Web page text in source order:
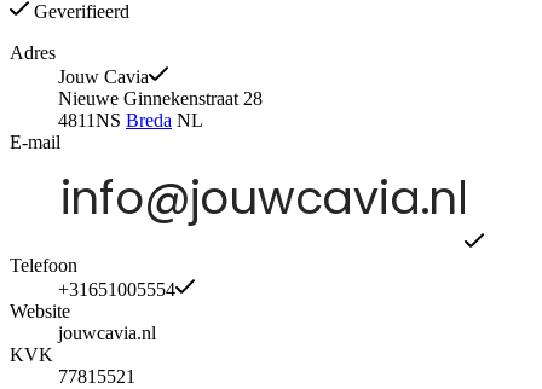
Geverifieerd
Adres
Jouw Cavia
Nieuwe Ginnekenstraat 28
4811NS Breda NL
E-mail
Telefoon
+31651005554
Website
jouwcavia.nl
KVK
77815521